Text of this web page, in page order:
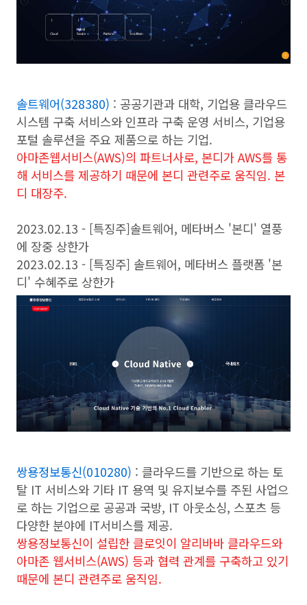
솔트웨어(328380) : 공공기관과 대학, 기업용 클라우드
시스템 구축 서비스와 인프라 구축 운영 서비스, 기업용
포털 솔루션을 주요 제품으로 하는 기업.
아마존웹서비스(AWS)의 파트너사로, 본디가 AWS를 통
해 서비스를 제공하기 때문에 본디 관련주로 움직임. 본
디 대장주.
2023.02.13 - [특징주]솔트웨어, 메타버스 '본디' 열풍
에 장중 상한가
2023.02.13 - [특징주] 솔트웨어, 메타버스 플랫폼 '본
디' 수혜주로 상한가
쌍용정보통신(010280) : 클라우드를 기반으로 하는 토
탈 IT 서비스와 기타 IT 용역 및 유지보수를 주된 사업으
로 하는 기업으로 공공과 국방, IT 아웃소싱, 스포츠 등
다양한 분야에 IT서비스를 제공.
쌍용정보통신이 설립한 클로잇이 알리바바 클라우드와
아마존 웹서비스(AWS) 등과 협력 관계를 구축하고 있기
때문에 본디 관련주로 움직임.